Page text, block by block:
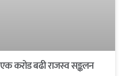
करोड बढी राजस्व सङ्कलन